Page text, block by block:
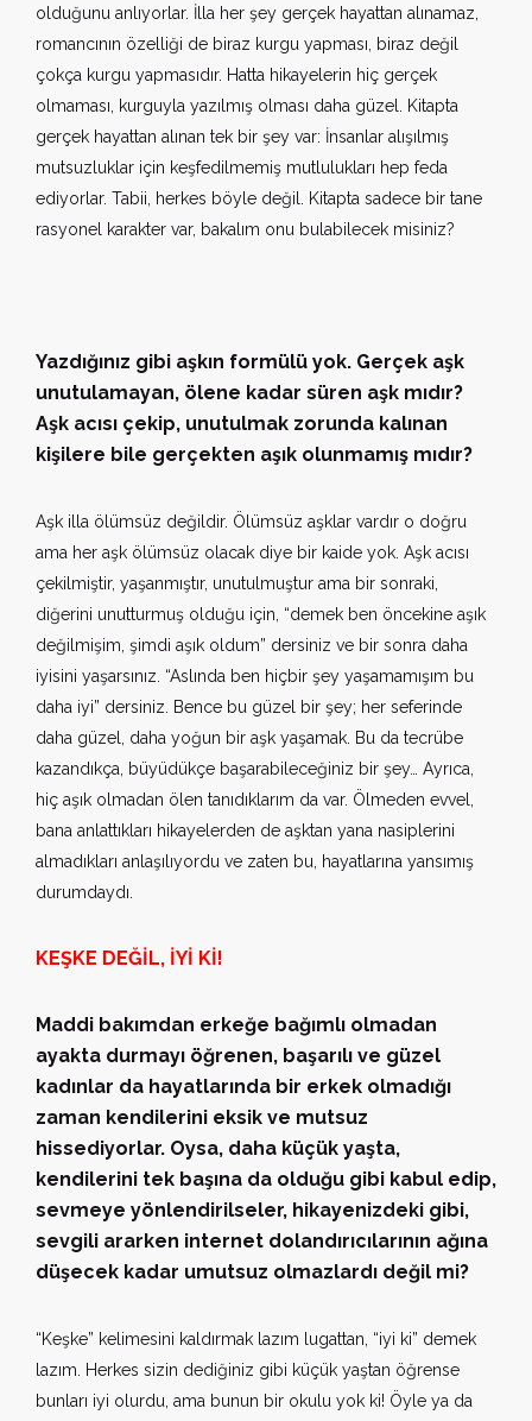
olduğunu anlıyorlar. İlla her şey gerçek hayattan alınamaz,
romancının özelliği de biraz kurgu yapması, biraz değil
çokça kurgu yapmasıdır. Hatta hikayelerin hiç gerçek
olmaması, kurguyla yazılmış olması daha güzel. Kitapta
gerçek hayattan alınan tek bir şey var: İnsanlar alışılmış
mutsuzluklar için keşfedilmemiş mutlulukları hep feda
ediyorlar. Tabii, herkes böyle değil. Kitapta sadece bir tane
rasyonel karakter var, bakalım onu bulabilecek misiniz?
Yazdığınız gibi aşkın formülü yok. Gerçek aşk
unutulamayan, ölene kadar süren aşk mıdır?
Aşk acısı çekip, unutulmak zorunda kalınan
kişilere bile gerçekten aşık olunmamış mıdır?
Aşk illa ölümsüz değildir. Ölümsüz aşklar vardır o doğru
ama her aşk ölümsüz olacak diye bir kaide yok. Aşk acısı
çekilmiştir, yaşanmıştır, unutulmuştur ama bir sonraki,
diğerini unutturmuş olduğu için, “demek ben öncekine aşık
değilmişim, şimdi aşık oldum” dersiniz ve bir sonra daha
iyisini yaşarsınız. “Aslında ben hiçbir şey yaşamamışım bu
daha iyi” dersiniz. Bence bu güzel bir şey; her seferinde
daha güzel, daha yoğun bir aşk yaşamak. Bu da tecrübe
kazandıkça, büyüdükçe başarabileceğiniz bir şey… Ayrıca,
hiç aşık olmadan ölen tanıdıklarım da var. Ölmeden evvel,
bana anlattıkları hikayelerden de aşktan yana nasiplerini
almadıkları anlaşılıyordu ve zaten bu, hayatlarına yansımış
durumdaydı.
KEŞKE DEĞİL, İYİ Kİ!
Maddi bakımdan erkeğe bağımlı olmadan
ayakta durmayı öğrenen, başarılı ve güzel
kadınlar da hayatlarında bir erkek olmadığı
zaman kendilerini eksik ve mutsuz
hissediyorlar. Oysa, daha küçük yaşta,
kendilerini tek başına da olduğu gibi kabul edip,
sevmeye yönlendirilseler, hikayenizdeki gibi,
sevgili ararken internet dolandırıcılarının ağına
düşecek kadar umutsuz olmazlardı değil mi?
“Keşke” kelimesini kaldırmak lazım lugattan, “iyi ki” demek
lazım. Herkes sizin dediğiniz gibi küçük yaştan öğrense
bunları iyi olurdu, ama bunun bir okulu yok ki! Öyle ya da